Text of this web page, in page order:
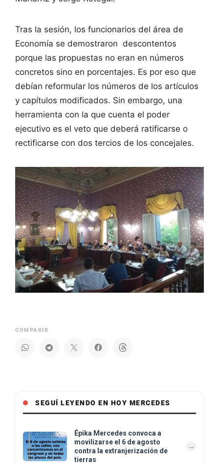
Tras la sesión, los funcionarios del área de
Economía se demostraron descontentos
porque las propuestas no eran en números
concretos sino en porcentajes. Es por eso que
debían reformular los números de los artículos
y capítulos modificados. Sin embargo, una
herramienta con la que cuenta el poder
ejecutivo es el veto que deberá ratificarse o
rectificarse con dos tercios de los concejales.
COMPARIR
SEGUÍ LEYENDO EN HOY MERCEDES
Épika Mercedes convoca a
movilizarse el 6 de agosto
contra la extranjerización de
tierras